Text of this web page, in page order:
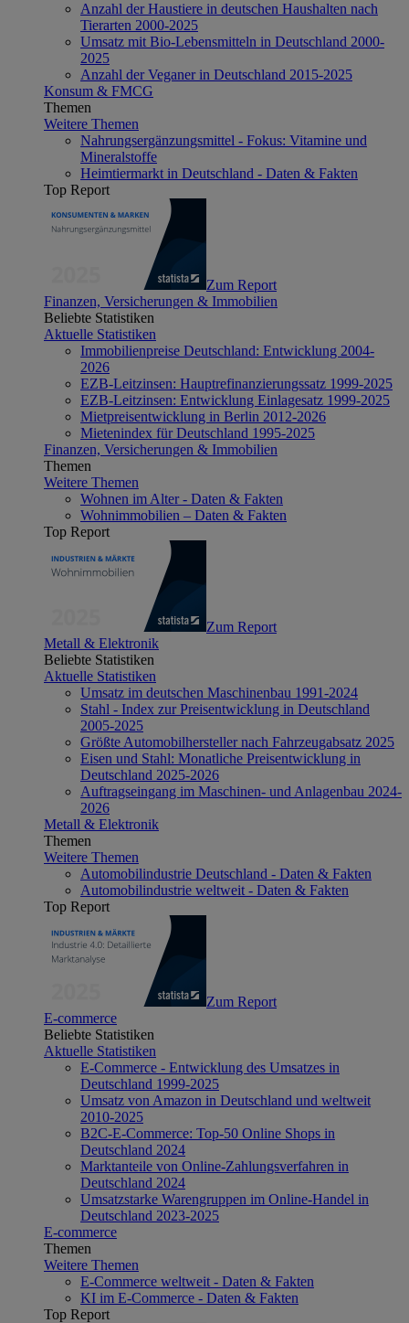
Anzahl der Haustiere in deutschen Haushalten nach
Tierarten 2000-2025
Umsatz mit Bio-Lebensmitteln in Deutschland 2000-
2025
Anzahl der Veganer in Deutschland 2015-2025
Konsum & FMCG
Themen
Weitere Themen
Nahrungsergänzungsmittel - Fokus: Vitamine und
Mineralstoffe
Heimtiermarkt in Deutschland - Daten & Fakten
Top Report
Zum Report
Finanzen, Versicherungen & Immobilien
Beliebte Statistiken
Aktuelle Statistiken
Immobilienpreise Deutschland: Entwicklung 2004-
2026
EZB-Leitzinsen: Hauptrefinanzierungssatz 1999-2025
EZB-Leitzinsen: Entwicklung Einlagesatz 1999-2025
Mietpreisentwicklung in Berlin 2012-2026
Mietenindex für Deutschland 1995-2025
Finanzen, Versicherungen & Immobilien
Themen
Weitere Themen
Wohnen im Alter - Daten & Fakten
Wohnimmobilien – Daten & Fakten
Top Report
Zum Report
Metall & Elektronik
Beliebte Statistiken
Aktuelle Statistiken
Umsatz im deutschen Maschinenbau 1991-2024
Stahl - Index zur Preisentwicklung in Deutschland
2005-2025
Größte Automobilhersteller nach Fahrzeugabsatz 2025
Eisen und Stahl: Monatliche Preisentwicklung in
Deutschland 2025-2026
Auftragseingang im Maschinen- und Anlagenbau 2024-
2026
Metall & Elektronik
Themen
Weitere Themen
Automobilindustrie Deutschland - Daten & Fakten
Automobilindustrie weltweit - Daten & Fakten
Top Report
Zum Report
E-commerce
Beliebte Statistiken
Aktuelle Statistiken
E-Commerce - Entwicklung des Umsatzes in
Deutschland 1999-2025
Umsatz von Amazon in Deutschland und weltweit
2010-2025
B2C-E-Commerce: Top-50 Online Shops in
Deutschland 2024
Marktanteile von Online-Zahlungsverfahren in
Deutschland 2024
Umsatzstarke Warengruppen im Online-Handel in
Deutschland 2023-2025
E-commerce
Themen
Weitere Themen
E-Commerce weltweit - Daten & Fakten
KI im E-Commerce - Daten & Fakten
Top Report